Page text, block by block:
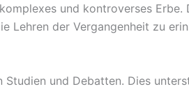
und kontroverses
der Vergangenheit zu
und Debatten. Dies